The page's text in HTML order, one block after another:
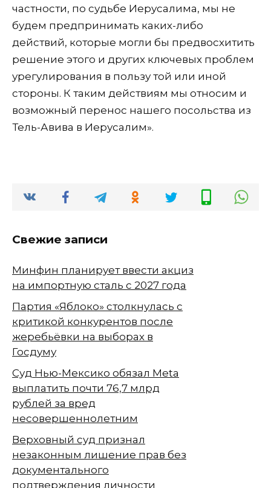
частности, по судьбе Иерусалима, мы не
будем предпринимать каких-либо
действий, которые могли бы предвосхитить
решение этого и других ключевых проблем
урегулирования в пользу той или иной
стороны. К таким действиям мы относим и
возможный перенос нашего посольства из
Тель-Авива в Иерусалим».
Свежие записи
Минфин планирует ввести акциз
на импортную сталь с 2027 года
Партия «Яблоко» столкнулась с
критикой конкурентов после
жеребьёвки на выборах в
Госдуму
Суд Нью-Мексико обязал Meta
выплатить почти 76,7 млрд
рублей за вред
несовершеннолетним
Верховный суд признал
незаконным лишение прав без
документального
подтверждения личности